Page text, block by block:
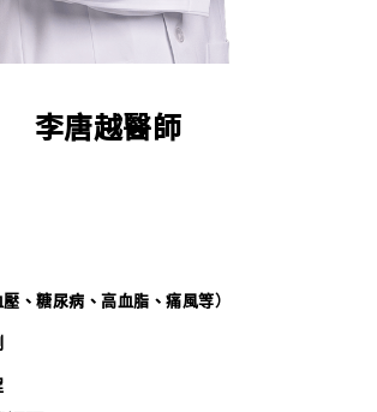
李唐越醫師
、糖尿病、高血脂、痛風等）